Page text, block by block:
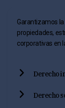
Garantizamos
propiedades,
corporativas en
Derecho
Derecho